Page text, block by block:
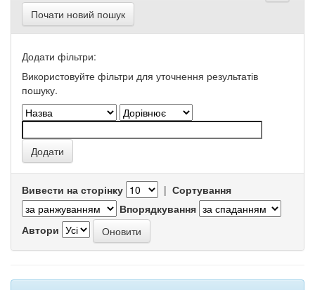
Почати новий пошук
Додати фільтри:
Використовуйте фільтри для уточнення результатів
пошуку.
Вивести на сторінку | Сортування
Впорядкування
Автори